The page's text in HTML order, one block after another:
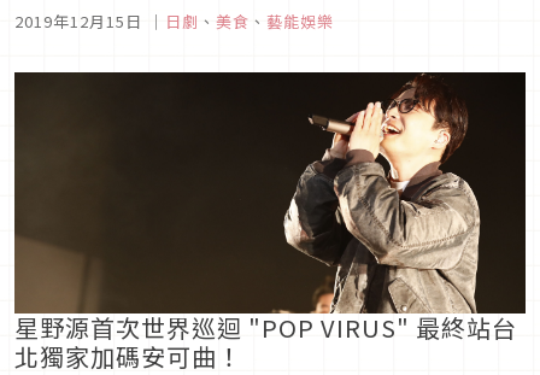
圖片來源圖片來源這間店本來是主角北野櫻常來的店，每次來到
2019年12月15日 ｜ 日劇 、 美食 、 藝能娛樂
星野源首次世界巡迴 "POP VIRUS" 最終站台
北獨家加碼安可曲！